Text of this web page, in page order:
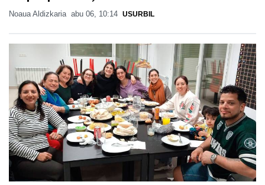
Noaua Aldizkaria abu 06, 10:14 USURBIL